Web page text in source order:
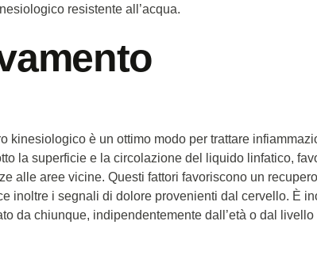
resistente all’acqua.
kinesiologico è un ottimo modo per trattare
la superficie e la circolazione del liquido linfatico,
alle aree vicine. Questi fattori favoriscono un
inoltre i segnali di dolore provenienti dal cervello. È
da chiunque, indipendentemente dall’età o dal livello